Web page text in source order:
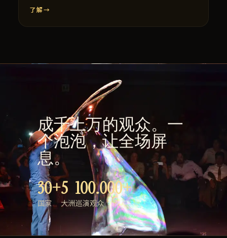
了解→
成千上万的观众。一
个泡泡，让全场屏
息。
30+
国家
5
大洲
100.000+
巡演观众